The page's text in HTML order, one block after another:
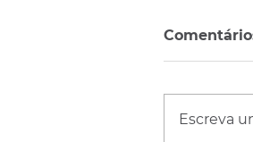
Escreva